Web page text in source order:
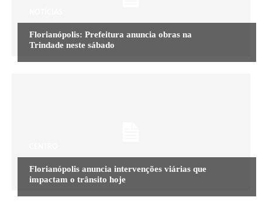
Florianópolis: Prefeitura anuncia obras na
Trindade neste sábado
Florianópolis anuncia intervenções viárias que
impactam o trânsito hoje